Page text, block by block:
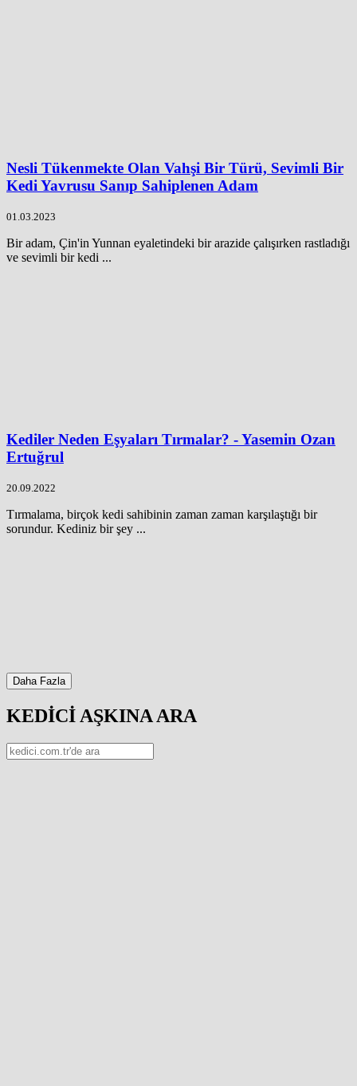
Nesli Tükenmekte Olan Vahşi Bir Türü, Sevimli Bir
Kedi Yavrusu Sanıp Sahiplenen Adam
01.03.2023
Bir adam, Çin'in Yunnan eyaletindeki bir arazide çalışırken rastladığı
ve sevimli bir kedi ...
Kediler Neden Eşyaları Tırmalar? - Yasemin Ozan
Ertuğrul
20.09.2022
Tırmalama, birçok kedi sahibinin zaman zaman karşılaştığı bir
sorundur. Kediniz bir şey ...
Daha Fazla
KEDİCİ AŞKINA ARA